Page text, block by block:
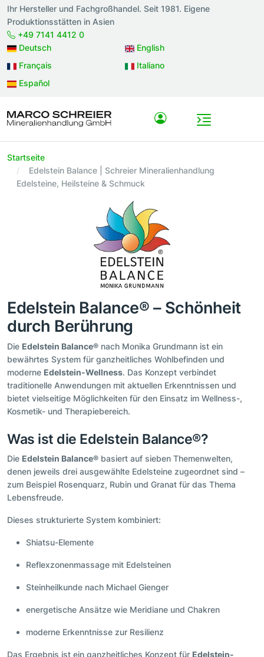
Ihr Hersteller und Fachgroßhandel. Seit 1981. Eigene
Produktionsstätten in Asien
+49 7141 4412 0
Deutsch
English
Français
Italiano
Español
Startseite
Edelstein Balance | Schreier Mineralienhandlung
Edelsteine, Heilsteine & Schmuck
Edelstein Balance® – Schönheit
durch Berührung
Die Edelstein Balance® nach Monika Grundmann ist ein
bewährtes System für ganzheitliches Wohlbefinden und
moderne Edelstein-Wellness. Das Konzept verbindet
traditionelle Anwendungen mit aktuellen Erkenntnissen und
bietet vielseitige Möglichkeiten für den Einsatz im Wellness-,
Kosmetik- und Therapiebereich.
Was ist die Edelstein Balance®?
Die Edelstein Balance® basiert auf sieben Themenwelten,
denen jeweils drei ausgewählte Edelsteine zugeordnet sind –
zum Beispiel Rosenquarz, Rubin und Granat für das Thema
Lebensfreude.
Dieses strukturierte System kombiniert:
Shiatsu-Elemente
Reflexzonenmassage mit Edelsteinen
Steinheilkunde nach Michael Gienger
energetische Ansätze wie Meridiane und Chakren
moderne Erkenntnisse zur Resilienz
Das Ergebnis ist ein ganzheitliches Konzept für Edelstein-